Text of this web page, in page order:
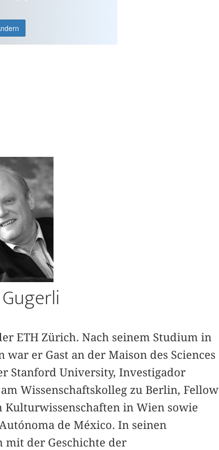
ETH Zürich. Nach seinem Studium in
er Gast an der Maison des Sciences
Stanford University, Investigador
Wissenschaftskolleg zu Berlin, Fellow
in Wien sowie
de México. In seinen
mit der Geschichte der